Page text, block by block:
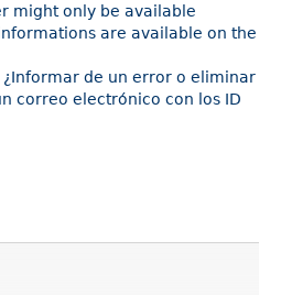
might only be available
are available on the
¿Informar de un error o eliminar
correo electrónico con los ID